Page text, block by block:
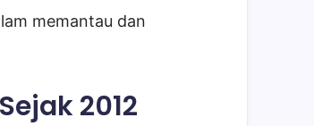
memantau dan
2012